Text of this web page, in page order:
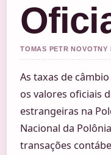
TOMAS PETR
As taxas de
os valores oficiais
estrangeiras na
Nacional da
transações